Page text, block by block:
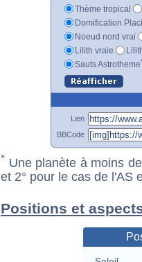
Thème tropical
Domification
Noeud nord vrai
Lilith vraie
Sauts Astrotheme
Lien
BBCode
* Une planète à moins
et 2° pour le cas de l'AS
Positions et